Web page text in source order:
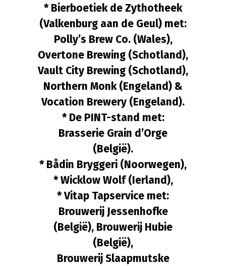
* Bierboetiek de Zythotheek
(Valkenburg aan de Geul) met:
Polly’s Brew Co. (Wales),
Overtone Brewing (Schotland),
Vault City Brewing (Schotland),
Northern Monk (Engeland) &
Vocation Brewery (Engeland).
* De PINT-stand met:
Brasserie Grain d’Orge
(België).
* Bådin Bryggeri (Noorwegen),
* Wicklow Wolf (Ierland),
* Vitap Tapservice met:
Brouwerij Jessenhofke
(België), Brouwerij Hubie
(België),
Brouwerij Slaapmutske